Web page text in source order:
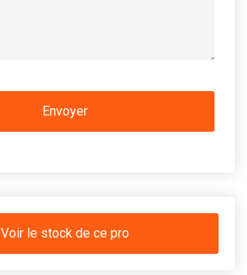
Voir le stock de ce pro